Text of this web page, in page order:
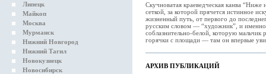
Липецк
Майкоп
Москва
Мурманск
Нижний Новгород
Нижний Тагил
Новокузнецк
Новосибирск
Скучноватая краеведческая канва
сеткой, за которой прячется истинное
жизненный путь, от первого до
русским словом — “художник”, и
соблазнительно-белой, которую
горячки с площади — там он впервые
АРХИВ ПУБЛИКАЦИЙ